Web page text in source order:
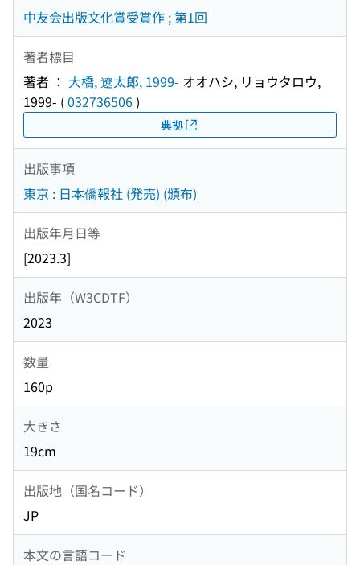
中友会出版文化賞受賞作 ; 第1回
著者標目
著者 ： 大橋, 遼太郎, 1999- オオハシ, リョウタロウ,
1999- (032736506)
典拠
出版事項
東京 : 日本僑報社 (発売) (頒布)
出版年月日等
[2023.3]
出版年（W3CDTF）
2023
数量
160p
大きさ
19cm
出版地（国名コード）
JP
本文の言語コード